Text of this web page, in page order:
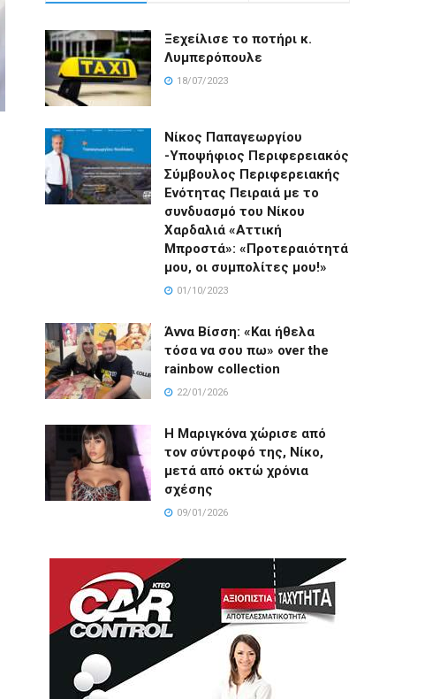
Ξεχείλισε το ποτήρι κ.
Λυμπερόπουλε
18/07/2023
Νίκος Παπαγεωργίου
-Υποψήφιος Περιφερειακός
Σύμβουλος Περιφερειακής
Ενότητας Πειραιά με το
συνδυασμό του Νίκου
Χαρδαλιά «Αττική
Μπροστά»: «Προτεραιότητά
μου, οι συμπολίτες μου!»
01/10/2023
Άννα Βίσση: «Και ήθελα
τόσα να σου πω» over the
rainbow collection
22/01/2026
Η Μαριγκόνα χώρισε από
τον σύντροφό της, Νίκο,
μετά από οκτώ χρόνια
σχέσης
09/01/2026